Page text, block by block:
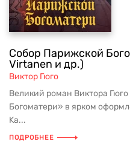
Собор Парижской
Virtanen и др.)
Виктор Гюго
Великий роман Виктора
Богоматери» в ярком
Ka...
ПОДРОБНЕЕ